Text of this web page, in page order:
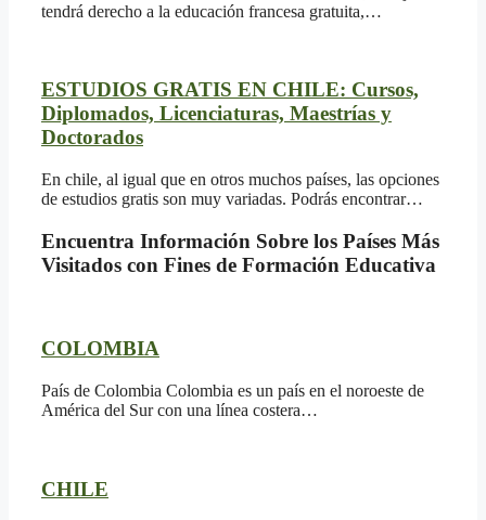
tendrá derecho a la educación francesa gratuita,…
ESTUDIOS GRATIS EN CHILE: Cursos,
Diplomados, Licenciaturas, Maestrías y
Doctorados
En chile, al igual que en otros muchos países, las opciones
de estudios gratis son muy variadas. Podrás encontrar…
Encuentra Información Sobre los Países Más
Visitados con Fines de Formación Educativa
COLOMBIA
País de Colombia Colombia es un país en el noroeste de
América del Sur con una línea costera…
CHILE